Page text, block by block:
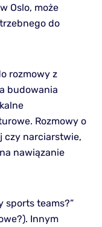
Oslo, może
do
rozmowy z
budowania
Rozmowy o
czy narciarstwie,
nawiązanie
sports teams?”
Innym